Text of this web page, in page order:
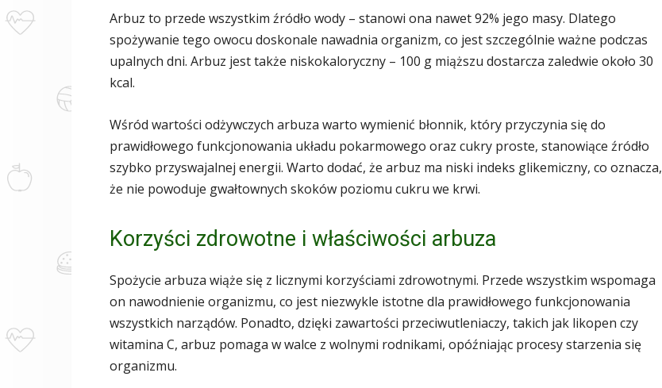
Arbuz to przede wszystkim źródło wody – stanowi ona nawet 92% jego masy. Dlatego
spożywanie tego owocu doskonale nawadnia organizm, co jest szczególnie ważne podczas
upalnych dni. Arbuz jest także niskokaloryczny – 100 g miąższu dostarcza zaledwie około 30
kcal.
Wśród wartości odżywczych arbuza warto wymienić błonnik, który przyczynia się do
prawidłowego funkcjonowania układu pokarmowego oraz cukry proste, stanowiące źródło
szybko przyswajalnej energii. Warto dodać, że arbuz ma niski indeks glikemiczny, co oznacza,
że nie powoduje gwałtownych skoków poziomu cukru we krwi.
Korzyści zdrowotne i właściwości arbuza
Spożycie arbuza wiąże się z licznymi korzyściami zdrowotnymi. Przede wszystkim wspomaga
on nawodnienie organizmu, co jest niezwykle istotne dla prawidłowego funkcjonowania
wszystkich narządów. Ponadto, dzięki zawartości przeciwutleniaczy, takich jak likopen czy
witamina C, arbuz pomaga w walce z wolnymi rodnikami, opóźniając procesy starzenia się
organizmu.